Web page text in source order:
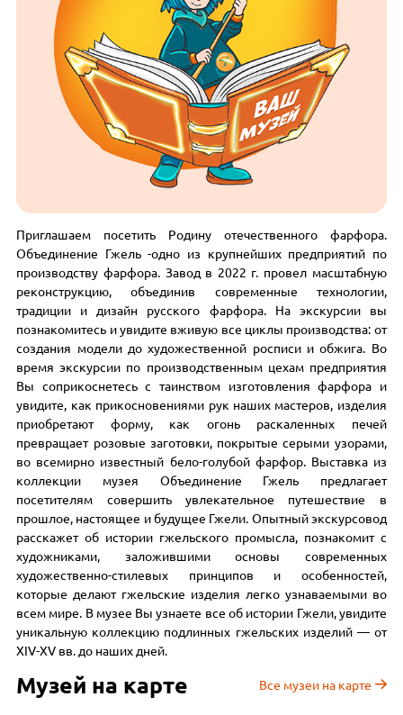
Приглашаем посетить Родину отечественного фарфора.
Объединение Гжель -одно из крупнейших предприятий по
производству фарфора. Завод в 2022 г. провел масштабную
реконструкцию, объединив современные технологии,
традиции и дизайн русского фарфора. На экскурсии вы
познакомитесь и увидите вживую все циклы производства: от
создания модели до художественной росписи и обжига. Во
время экскурсии по производственным цехам предприятия
Вы соприкоснетесь с таинством изготовления фарфора и
увидите, как прикосновениями рук наших мастеров, изделия
приобретают форму, как огонь раскаленных печей
превращает розовые заготовки, покрытые серыми узорами,
во всемирно известный бело-голубой фарфор. Выставка из
коллекции музея Объединение Гжель предлагает
посетителям совершить увлекательное путешествие в
прошлое, настоящее и будущее Гжели. Опытный экскурсовод
расскажет об истории гжельского промысла, познакомит с
художниками, заложившими основы современных
художественно-стилевых принципов и особенностей,
которые делают гжельские изделия легко узнаваемыми во
всем мире. В музее Вы узнаете все об истории Гжели, увидите
уникальную коллекцию подлинных гжельских изделий — от
XIV-XV вв. до наших дней.
Музей на карте Все музеи на карте